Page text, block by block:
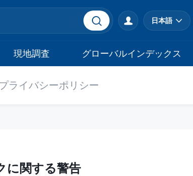
日本語
現地調査 グローバルインデックス
プライバシーポリシー
に関する警告